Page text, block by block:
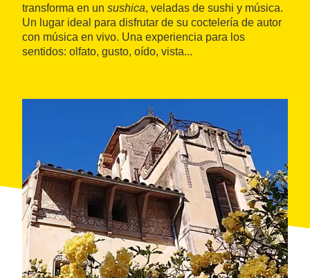
transforma en un sushica, veladas de sushi y música.
Un lugar ideal para disfrutar de su coctelería de autor
con música en vivo. Una experiencia para los
sentidos: olfato, gusto, oído, vista...